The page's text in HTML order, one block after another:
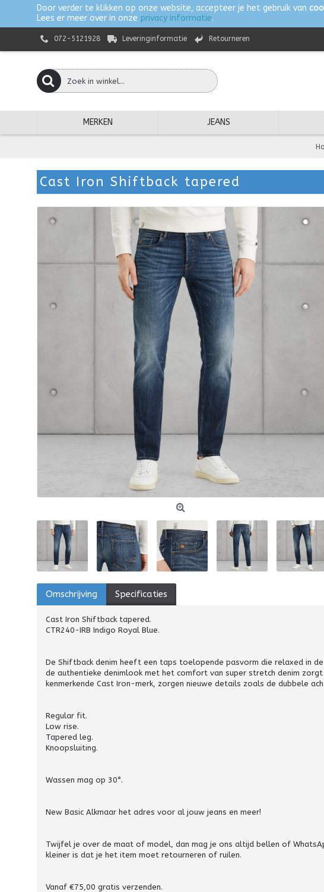
Door verder te klikken op onze website, accepteer je het gebruik van
Lees er meer over in onze privacy informatie.
072-5121928 Leveringinformatie Retourneren
MERKEN JEANS
Cast Iron Shiftback tapered
Omschrijving Specificaties
Cast Iron Shiftback tapered.
CTR240-IRB Indigo Royal Blue.
De Shiftback denim heeft een taps toelopende pasvorm die relaxed in
de authentieke denimlook met het comfort van super stretch denim
kenmerkende Cast Iron-merk, zorgen nieuwe details zoals de dubbele
Regular fit.
Low rise.
Tapered leg.
Knoopsluiting.
Wassen mag op 30°.
New Basic Alkmaar het adres voor al jouw jeans en meer!
Twijfel je over de maat of model, dan mag je ons altijd bellen of
kleiner is dat je het item moet retourneren of ruilen.
Vanaf €75,00 gratis verzenden.